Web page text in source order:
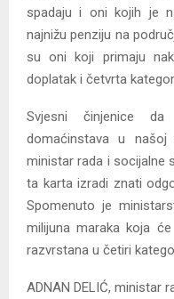
spadaju i oni kojih je
najnižu penziju na
su oni koji primaju
doplatak i četvrta
Svjesni činjenice da
domaćinstava u
ministar rada i socijalne
ta karta izradi znati
Spomenuto je
milijuna maraka koja
razvrstana u četiri
ADNAN DELIĆ, ministar